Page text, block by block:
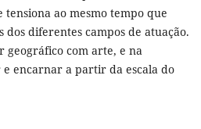
tensiona ao mesmo tempo que
diferentes campos de atuação.
geográfico com arte, e na
encarnar a partir da escala do